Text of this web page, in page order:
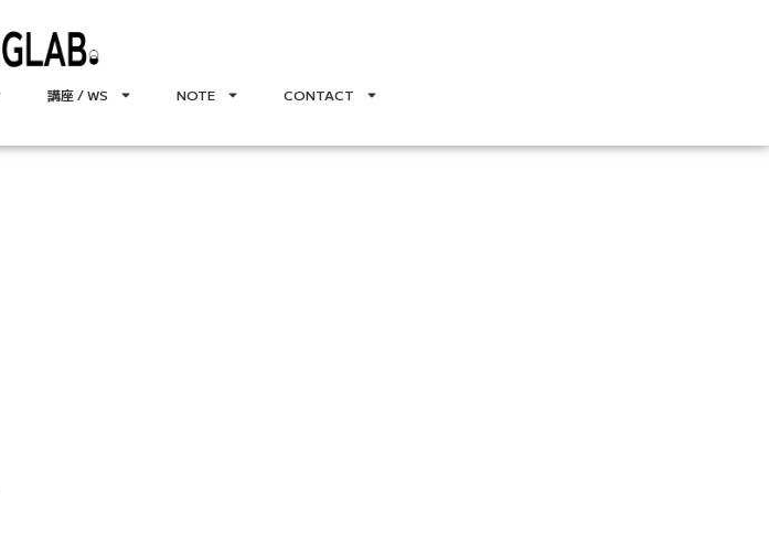
講座 / WS NOTE CONTACT